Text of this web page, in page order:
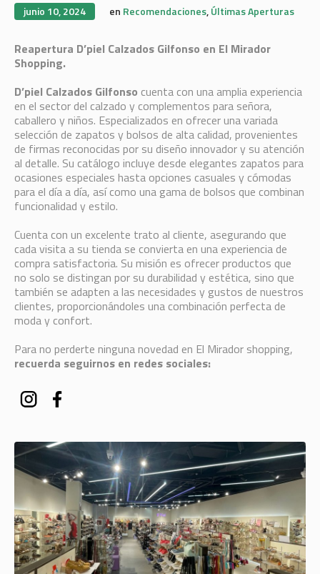
junio 10, 2024 en Recomendaciones,Últimas Aperturas
Reapertura D’piel Calzados Gilfonso en El Mirador
Shopping.
D’piel Calzados Gilfonso cuenta con una amplia experiencia
en el sector del calzado y complementos para señora,
caballero y niños. Especializados en ofrecer una variada
selección de zapatos y bolsos de alta calidad, provenientes
de firmas reconocidas por su diseño innovador y su atención
al detalle. Su catálogo incluye desde elegantes zapatos para
ocasiones especiales hasta opciones casuales y cómodas
para el día a día, así como una gama de bolsos que combinan
funcionalidad y estilo.
Cuenta con un excelente trato al cliente, asegurando que
cada visita a su tienda se convierta en una experiencia de
compra satisfactoria. Su misión es ofrecer productos que
no solo se distingan por su durabilidad y estética, sino que
también se adapten a las necesidades y gustos de nuestros
clientes, proporcionándoles una combinación perfecta de
moda y confort.
Para no perderte ninguna novedad en El Mirador shopping,
recuerda seguirnos en redes sociales: